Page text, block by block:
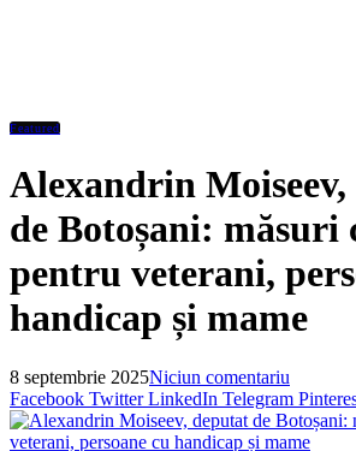
Featured
Alexandrin
de Botoșani: măsuri
pentru veterani,
handicap și mame
8 septembrie 2025Niciun comentariu
Facebook Twitter LinkedIn Telegram